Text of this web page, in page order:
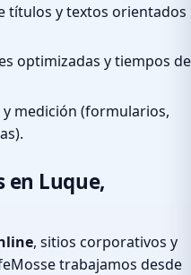
títulos y textos orientados
optimizadas y tiempos de
y medición (formularios,
en Luque,
, sitios corporativos y
trabajamos desde